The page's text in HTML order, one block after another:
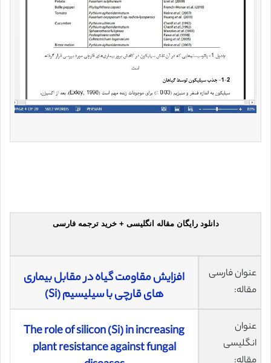
دانلود رایگان مقاله انگلیسی + خرید ترجمه فارسی
عنوان فارسی
مقاله:
افزایش مقاومت گیاه در مقابل بیماری
های قارچی با سیلیسیم (Si)
عنوان
انگلیسی
The role of silicon (Si) in increasing
plant resistance against fungal